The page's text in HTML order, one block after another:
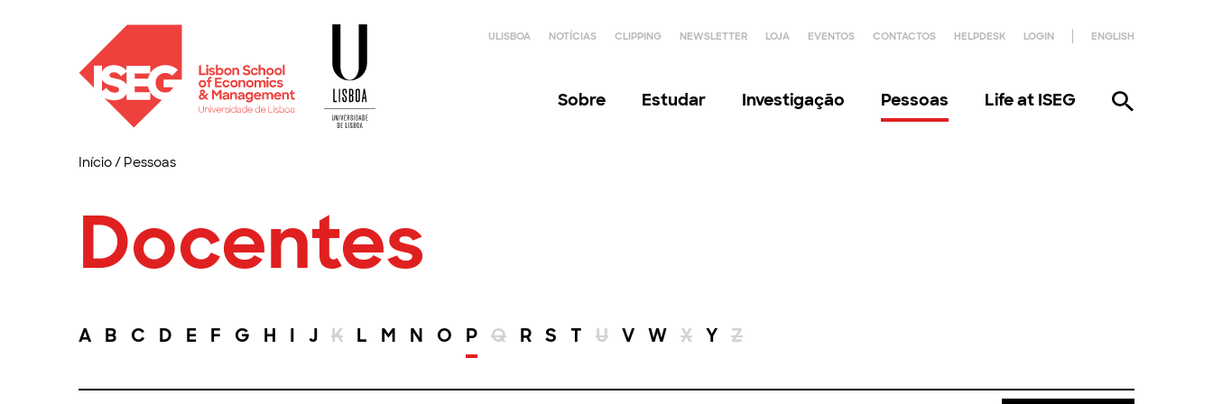
ULISBOA NOTÍCIAS CLIPPING NEWSLETTER LOJA EVENTOS CONTACTOS HELPDESK LOGIN ENGLISH
Sobre Estudar Investigação Pessoas Life at ISEG
Início/ Pessoas
Docentes
A B C D E F G H I J K L M N O P Q R S T U V W X Y Z